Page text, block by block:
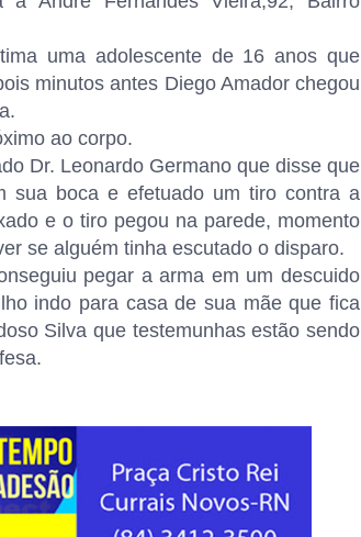
uma adolescente de 16 anos que
minutos antes Diego Amador chegou
ao corpo.
Dr. Leonardo Germano que disse que
sua boca e efetuado um tiro contra a
e o tiro pegou na parede, momento
se alguém tinha escutado o disparo.
pegar a arma em um descuido
indo para casa de sua mãe que fica
Silva que testemunhas estão sendo